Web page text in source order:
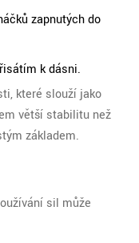
zapnutých do
k dásni.
které slouží jako
větší stabilitu než
základem.
sil může